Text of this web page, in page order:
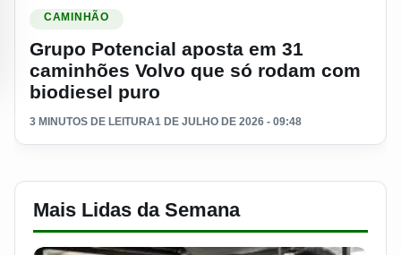
CAMINHÃO
Grupo Potencial aposta em 31
caminhões Volvo que só rodam com
biodiesel puro
3 MINUTOS DE LEITURA1 DE JULHO DE 2026 - 09:48
Mais Lidas da Semana